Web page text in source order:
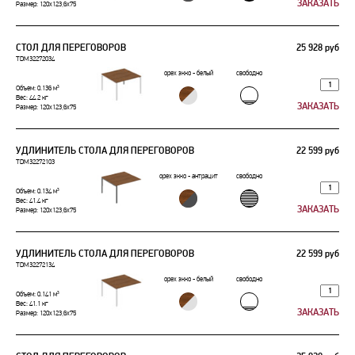
Размер: 120x123,6x75
СТОЛ ДЛЯ ПЕРЕГОВОРОВ 25 928 руб
TDM32272034
орех экко - белый
свободно
Объем: 0.136 м³
Вес: 44.2 кг
Размер: 120x123,6x75
УДЛИНИТЕЛЬ СТОЛА ДЛЯ ПЕРЕГОВОРОВ 22 599 руб
TDM32272103
орех экко - антрацит
свободно
Объем: 0.134 м³
Вес: 41.4 кг
Размер: 120x123,6x75
УДЛИНИТЕЛЬ СТОЛА ДЛЯ ПЕРЕГОВОРОВ 22 599 руб
TDM32272134
орех экко - белый
свободно
Объем: 0.141 м³
Вес: 41.1 кг
Размер: 120x123,6x75